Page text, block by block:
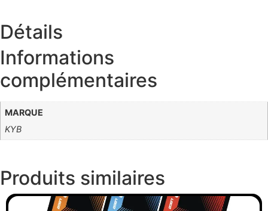
Détails
Informations
complémentaires
MARQUE
KYB
Produits similaires